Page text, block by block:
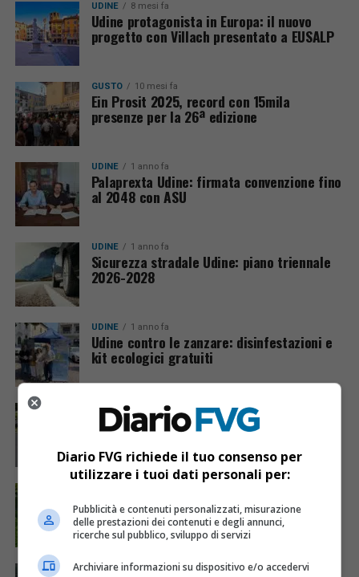
UDINE 8 mesi fa
Udine protagonista in Europa: il nuovo
progetto con Villach presentato a EUSALP
GUSTO 10 mesi fa
Ein Prosit 2025, record con 15mila
presenze per la 26ª edizione
UDINE 1 anno fa
Palaprexta Udine: firmata convenzione fino
al 2048 con ASU
UDINE 1 anno fa
Sicurezza stradale Udine: piano triennale
2026-2028
UDINE 1 anno fa
Udine contro le zanzare: disinfestazioni e
kit ecologici gratuiti
UDINE 1 anno fa
Riqualificazione stradale a Udine: strade
chiuse e bus deviati fino ad agosto
Piano sfalci Udine 2025: 2500 interventi in
città fino a ottobre
UDINE 1 anno fa
Diario FVG richiede il tuo consenso per
utilizzare i tuoi dati personali per:
Pubblicità e contenuti personalizzati, misurazione
delle prestazioni dei contenuti e degli annunci,
ricerche sul pubblico, sviluppo di servizi
Archiviare informazioni su dispositivo e/o accedervi